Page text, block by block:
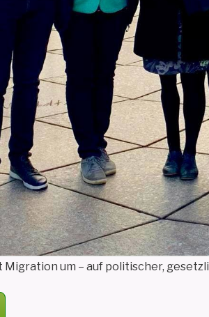
Migration um – auf politischer,